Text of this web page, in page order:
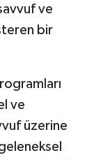
ve
bir
ve
üzerine